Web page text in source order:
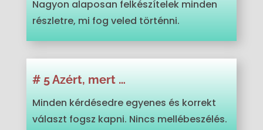
Nagyon alaposan felkészítelek minden
részletre, mi fog veled történni.
# 5 Azért, mert …
Minden kérdésedre egyenes és korrekt
választ fogsz kapni. Nincs mellébeszélés.